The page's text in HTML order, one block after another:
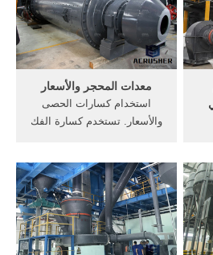
معدات المحجر والأسعار
استخدام كسارات الحصى
والأسعار. تستخدم كسارة الفك
كسارات الخرسانة، تكلفة
استخدام الخرسانة آلة تكسير
للبيع 6 حزيران (يونيو) 2013 .
get price
ويسجل انخفاضا ملحوظا 6
21 إلي
الذهب" 31